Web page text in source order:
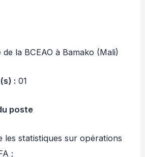
la BCEAO à Bamako (Mali)
: 01
poste
les statistiques sur opérations
;